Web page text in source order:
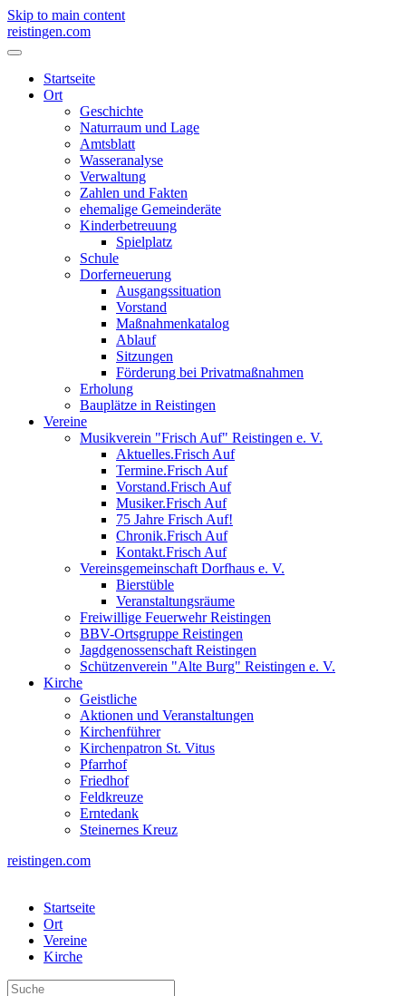
Skip to main content
reistingen.com
Startseite
Ort
Geschichte
Naturraum und Lage
Amtsblatt
Wasseranalyse
Verwaltung
Zahlen und Fakten
ehemalige Gemeinderäte
Kinderbetreuung
Spielplatz
Schule
Dorferneuerung
Ausgangssituation
Vorstand
Maßnahmenkatalog
Ablauf
Sitzungen
Förderung bei Privatmaßnahmen
Erholung
Bauplätze in Reistingen
Vereine
Musikverein "Frisch Auf" Reistingen e. V.
Aktuelles.Frisch Auf
Termine.Frisch Auf
Vorstand.Frisch Auf
Musiker.Frisch Auf
75 Jahre Frisch Auf!
Chronik.Frisch Auf
Kontakt.Frisch Auf
Vereinsgemeinschaft Dorfhaus e. V.
Bierstüble
Veranstaltungsräume
Freiwillige Feuerwehr Reistingen
BBV-Ortsgruppe Reistingen
Jagdgenossenschaft Reistingen
Schützenverein "Alte Burg" Reistingen e. V.
Kirche
Geistliche
Aktionen und Veranstaltungen
Kirchenführer
Kirchenpatron St. Vitus
Pfarrhof
Friedhof
Feldkreuze
Erntedank
Steinernes Kreuz
reistingen.com
Startseite
Ort
Vereine
Kirche